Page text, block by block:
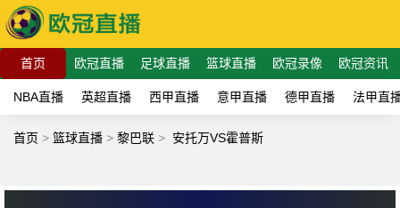
首页 欧冠直播 足球直播 篮球直播 欧冠录像 欧冠资讯
NBA直播 英超直播 西甲直播 意甲直播 德甲直播 法甲直
首页 > 篮球直播 > 黎巴联 > 安托万VS霍普斯